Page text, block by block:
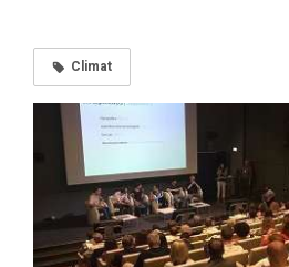
Climat